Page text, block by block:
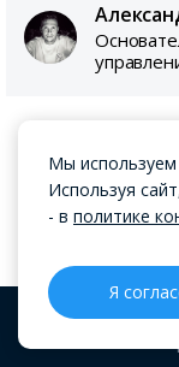
сроков или
Например,
новый
Мы используем
Используя
- в политике
Я